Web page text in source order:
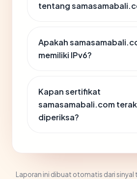
tentang
Apakah
memiliki IPv6?
Kapan sertifikat
samasamabali.com
diperiksa?
Laporan ini dibuat otomatis dari sinyal